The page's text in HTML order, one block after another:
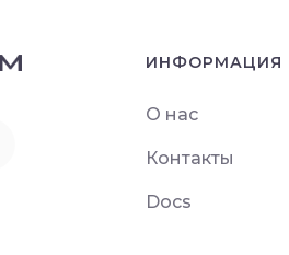
ИНФОРМАЦИЯ
О нас
Контакты
Docs